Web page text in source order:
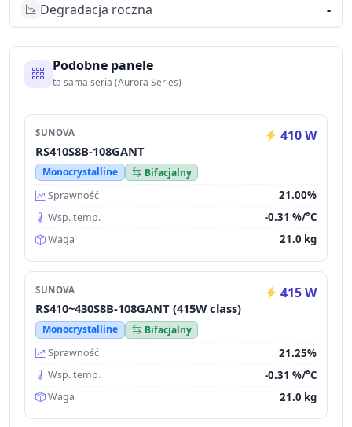
Degradacja roczna
-
Podobne panele
ta sama seria (Aurora Series)
SUNOVA 410 W
RS410S8B-108GANT
Monocrystalline
Bifacjalny
Sprawność
21.00%
Wsp. temp. -0.31 %/°C
Waga 21.0 kg
SUNOVA 415 W
RS410~430S8B-108GANT (415W class)
Monocrystalline
Bifacjalny
Sprawność
21.25%
Wsp. temp. -0.31 %/°C
Waga 21.0 kg